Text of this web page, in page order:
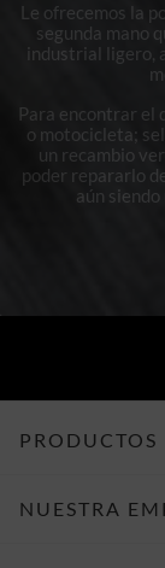
Le ofrecemos la
segunda mano
industrial ligero,
Para encontrar el
o motocicleta;
un recambio
poder repararlo
aún
PRODUCTOS
NUESTRA